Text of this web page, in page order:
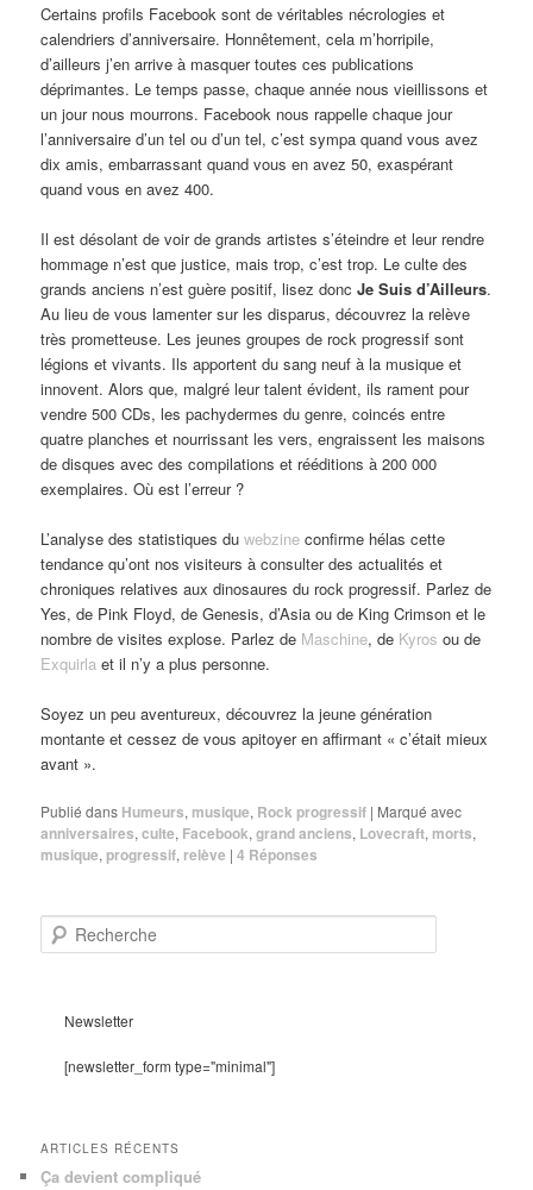
Certains profils Facebook sont de véritables nécrologies et
calendriers d’anniversaire. Honnêtement, cela m’horripile,
d’ailleurs j’en arrive à masquer toutes ces publications
déprimantes. Le temps passe, chaque année nous vieillissons et
un jour nous mourrons. Facebook nous rappelle chaque jour
l’anniversaire d’un tel ou d’un tel, c’est sympa quand vous avez
dix amis, embarrassant quand vous en avez 50, exaspérant
quand vous en avez 400.
Il est désolant de voir de grands artistes s’éteindre et leur rendre
hommage n’est que justice, mais trop, c’est trop. Le culte des
grands anciens n’est guère positif, lisez doncJe Suis d’Ailleurs.
Au lieu de vous lamenter sur les disparus, découvrez la relève
très prometteuse. Les jeunes groupes de rock progressif sont
légions et vivants. Ils apportent du sang neuf à la musique et
innovent. Alors que, malgré leur talent évident, ils rament pour
vendre 500 CDs, les pachydermes du genre, coincés entre
quatre planches et nourrissant les vers, engraissent les maisons
de disques avec des compilations et rééditions à 200 000
exemplaires. Où est l’erreur ?
L’analyse des statistiques duwebzine confirme hélas cette
tendance qu’ont nos visiteurs à consulter des actualités et
chroniques relatives aux dinosaures du rock progressif. Parlez de
Yes, de Pink Floyd, de Genesis, d’Asia ou de King Crimson et le
nombre de visites explose. Parlez de Maschine, de Kyros ou de
Exquirla et il n’y a plus personne.
Soyez un peu aventureux, découvrez la jeune génération
montante et cessez de vous apitoyer en affirmant « c’était mieux
avant ».
Publié dans Humeurs, musique, Rock progressif | Marqué avec
anniversaires,culte, Facebook,grand anciens, Lovecraft, morts,
musique, progressif, relève |4 Réponses
e
Newsletter
[newsletter_form type="minimal"]
ARTICLES RÉCENTS
Ça devient compliqué